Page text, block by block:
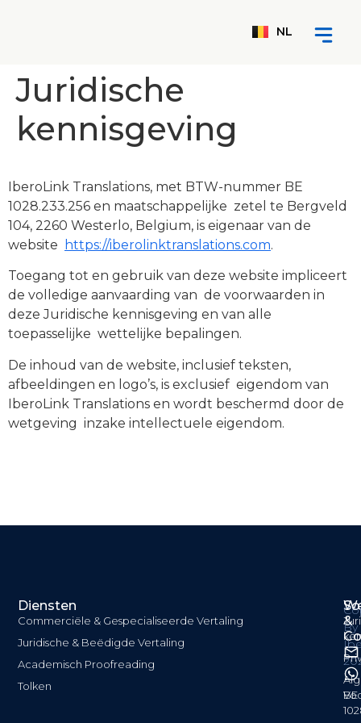
NL
ES
Juridische
kennisgeving
IberoLink Translations, met BTW-nummer BE
1028.233.256 en maatschappelijke zetel te Bergveld
104, 2260 Westerlo, Belgium, is eigenaar van de
website
https://iberolinktranslations.com.
Toegang tot en gebruik van deze website impliceert
de volledige aanvaarding van de voorwaarden in
deze Juridische kennisgeving en van alle
toepasselijke wettelijke bepalingen.
De inhoud van de website, inclusief teksten,
afbeeldingen en logo’s, is exclusief eigendom van
IberoLink Translations en wordt beschermd door de
wetgeving inzake intellectuele eigendom.
Diensten
Commerciële & Gespecialiseerde Vertaling
Juridische & Beëdigde Vertaling
Academisch Proofreading
Tolken
&
BE
By